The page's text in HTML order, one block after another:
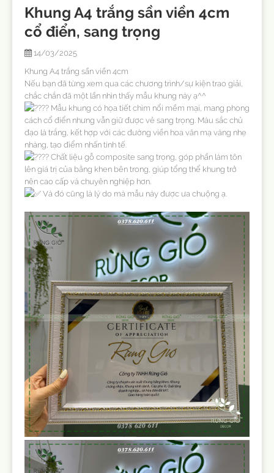
Khung A4 trắng sần viền 4cm
cổ điển, sang trọng
14/03/2025
Khung A4 trắng sần viền 4cm
Nếu bạn đã từng xem qua các chương trình/sự kiện trao giải,
chắc chắn đã một lần nhìn thấy mẫu khung này ạ^^
Mẫu khung có họa tiết chìm nổi mềm mại, mang phong
cách cổ điển nhưng vẫn giữ được vẻ sang trọng. Màu sắc chủ
đạo là trắng, kết hợp với các đường viền hoa văn mạ vàng nhẹ
nhàng, tạo điểm nhấn tinh tế.
Chất liệu gỗ composite sang trọng, góp phần làm tôn
lên giá trị của bằng khen bên trong, giúp tổng thể khung trở
nên cao cấp và chuyên nghiệp hơn.
Và đó cũng là lý do mà mẫu này được ưa chuộng ạ.